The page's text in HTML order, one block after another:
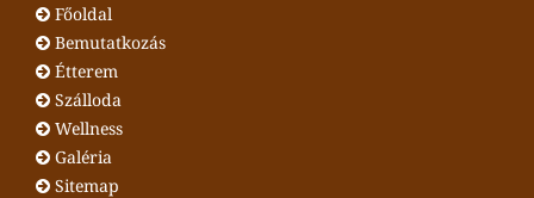
Főoldal
Bemutatkozás
Étterem
Szálloda
Wellness
Galéria
Sitemap